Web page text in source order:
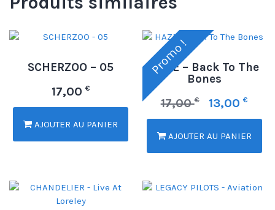
SCHERZOO – 05
17,00 €
AJOUTER AU PANIER
Promo !
HAZE – Back To The
Bones
17,00€ 13,00 €
AJOUTER AU PANIER